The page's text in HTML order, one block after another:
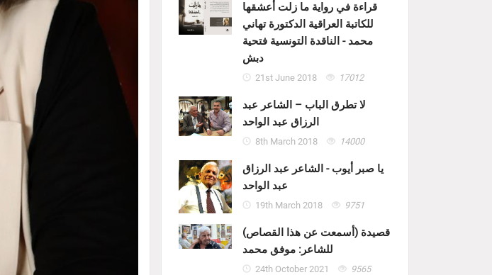
قراءة في رواية ما زلت أعشقها
للكاتبة العراقية الدكتورة تهاني
محمد - الناقدة التونسية فتحية
دبش
21st June 2018 17012
لا تطرق الباب – الشاعر عبد
الرزاق عبد الواحد
8th March 2018 14000
يا صبر أيوب - الشاعر عبد الرزاق
عبد الواحد
19th March 2018 9751
قصيدة (أسمعت عن هذا القصاص)
للشاعر: موفق محمد
24th October 2021 9565